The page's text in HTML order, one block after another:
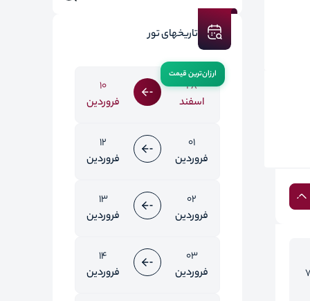
تاریخهای تور
28
اسفند
10
فروردین
01
فروردین
12
فروردین
02
فروردین
13
فروردین
03
فروردین
14
فروردین